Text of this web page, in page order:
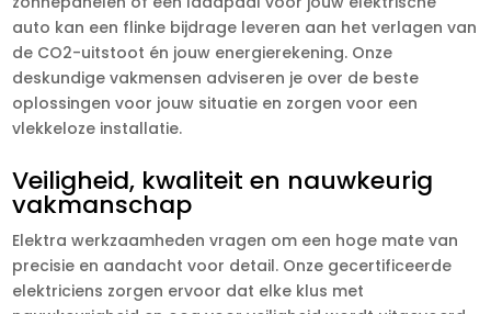
auto kan een flinke bijdrage leveren aan het verlagen van
de CO2-uitstoot én jouw energierekening. Onze
deskundige vakmensen adviseren je over de beste
oplossingen voor jouw situatie en zorgen voor een
vlekkeloze installatie.
Veiligheid, kwaliteit en nauwkeurig
vakmanschap
Elektra werkzaamheden vragen om een hoge mate van
precisie en aandacht voor detail. Onze gecertificeerde
elektriciens zorgen ervoor dat elke klus met